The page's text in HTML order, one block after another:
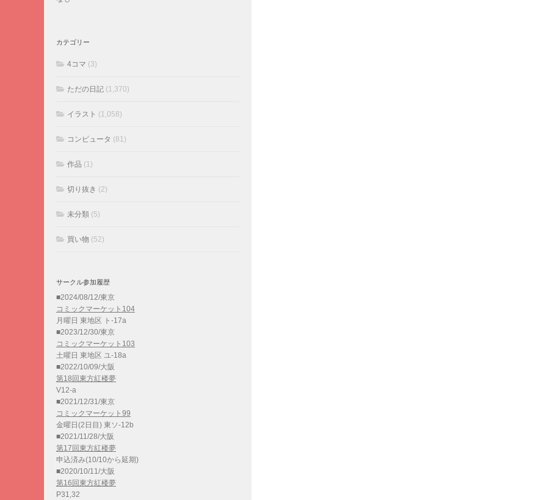
カテゴリー
4コマ (3)
ただの日記 (1,370)
イラスト (1,058)
コンピュータ (81)
作品 (1)
切り抜き (2)
未分類 (5)
買い物 (52)
サークル参加履歴
■2024/08/12/東京
コミックマーケット104
月曜日 東地区 ト-17a
■2023/12/30/東京
コミックマーケット103
土曜日 東地区 ユ-18a
■2022/10/09/大阪
第18回東方紅楼夢
V12-a
■2021/12/31/東京
コミックマーケット99
金曜日(2日目) 東ソ-12b
■2021/11/28/大阪
第17回東方紅楼夢
申込済み(10/10から延期)
■2020/10/11/大阪
第16回東方紅楼夢
P31,32